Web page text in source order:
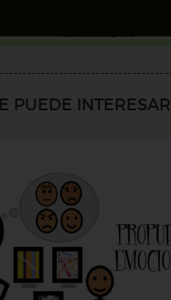
PUEDE INTERESAR